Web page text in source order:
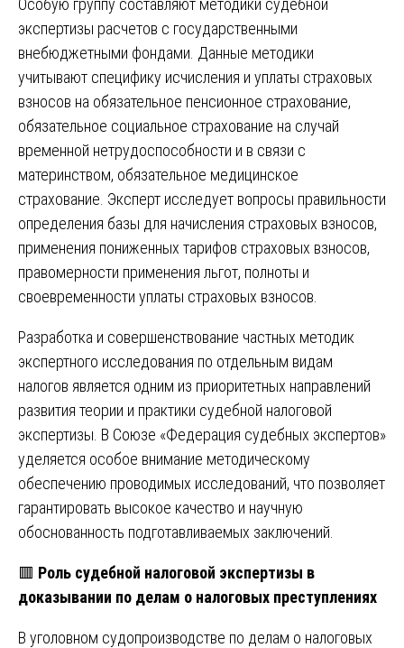
экспертизы расчетов с государственными
внебюджетными фондами. Данные методики
учитывают специфику исчисления и уплаты страховых
взносов на обязательное пенсионное страхование,
обязательное социальное страхование на случай
временной нетрудоспособности и в связи с
материнством, обязательное медицинское
страхование. Эксперт исследует вопросы правильности
определения базы для начисления страховых взносов,
применения пониженных тарифов страховых взносов,
правомерности применения льгот, полноты и
своевременности уплаты страховых взносов.
Разработка и совершенствование частных методик
экспертного исследования по отдельным видам
налогов является одним из приоритетных направлений
развития теории и практики судебной налоговой
экспертизы. В Союзе «Федерация судебных экспертов»
уделяется особое внимание методическому
обеспечению проводимых исследований, что позволяет
гарантировать высокое качество и научную
обоснованность подготавливаемых заключений.
🟥 Роль судебной налоговой экспертизы в
доказывании по делам о налоговых преступлениях
В уголовном судопроизводстве по делам о налоговых